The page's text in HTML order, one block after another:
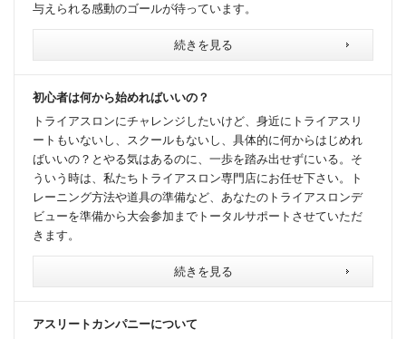
与えられる感動のゴールが待っています。
続きを見る
初心者は何から始めればいいの？
トライアスロンにチャレンジしたいけど、身近にトライアスリ
ートもいないし、スクールもないし、具体的に何からはじめれ
ばいいの？とやる気はあるのに、一歩を踏み出せずにいる。そ
ういう時は、私たちトライアスロン専門店にお任せ下さい。ト
レーニング方法や道具の準備など、あなたのトライアスロンデ
ビューを準備から大会参加までトータルサポートさせていただ
きます。
続きを見る
アスリートカンパニーについて